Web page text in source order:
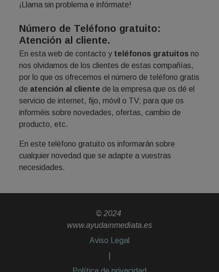
¡Llama sin problema e infórmate!
Número de Teléfono gratuito:
Atención al cliente.
En esta web de contacto y teléfonos gratuitos no
nos olvidamos de los clientes de estas compañías,
por lo que os ofrecemos el número de teléfono gratis
de atención al cliente de la empresa que os dé el
servicio de internet, fijo, móvil o TV; para que os
informéis sobre novedades, ofertas, cambio de
producto, etc.
En este teléfono gratuito os informarán sobre
cualquier novedad que se adapte a vuestras
necesidades.
© 2024
www.ayudainmediata.es
Aviso Legal